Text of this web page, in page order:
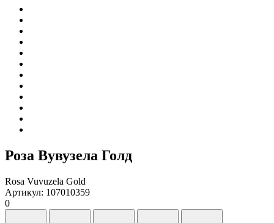
Роза Вувузела Голд
Rosa Vuvuzela Gold
Артикул: 107010359
0